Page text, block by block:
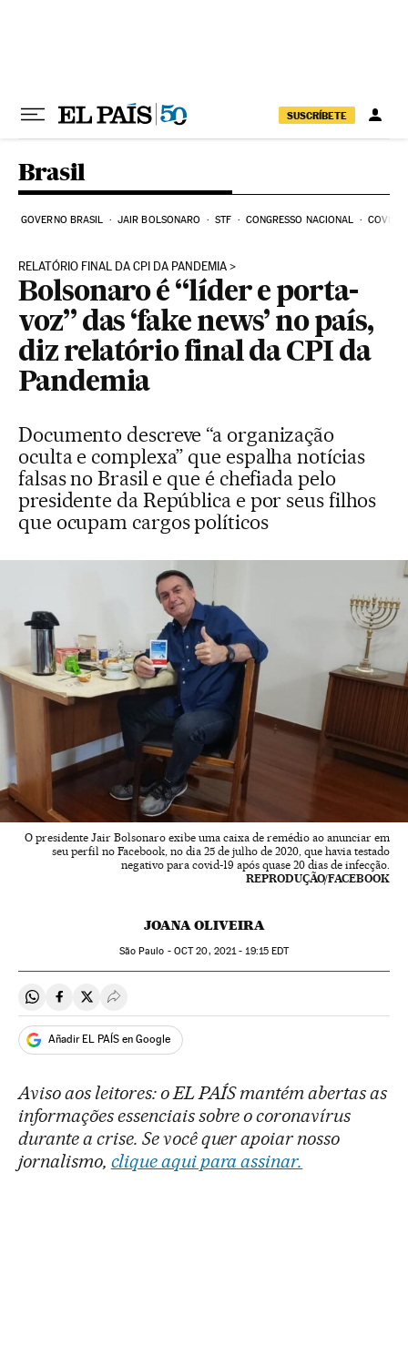
SUSCRÍBETE
Brasil
GOVERNO BRASIL JAIR BOLSONARO STF CONGRESSO NACIONAL COVID-
RELATÓRIO FINAL DA CPI DA PANDEMIA
Bolsonaro é “líder e porta-
voz” das ‘fake news’ no país,
diz relatório final da CPI da
Pandemia
Documento descreve “a organização
oculta e complexa” que espalha notícias
falsas no Brasil e que é chefiada pelo
presidente da República e por seus filhos
que ocupam cargos políticos
O presidente Jair Bolsonaro exibe uma caixa de remédio ao anunciar em
seu perfil no Facebook, no dia 25 de julho de 2020, que havia testado
negativo para covid-19 após quase 20 dias de infecção.
REPRODUÇÃO/FACEBOOK
JOANA OLIVEIRA
São Paulo - OCT20, 2021 - 19:15EDT
Compartir en Whatsapp
Compartir en Facebook
Compartir en Twitter
Desplegar Redes Sociales
Añadir EL PAÍS en Google
Aviso aos leitores: o EL PAÍS mantém abertas as
informações essenciais sobre o coronavírus
durante a crise. Se você quer apoiar nosso
jornalismo, clique aqui para assinar.